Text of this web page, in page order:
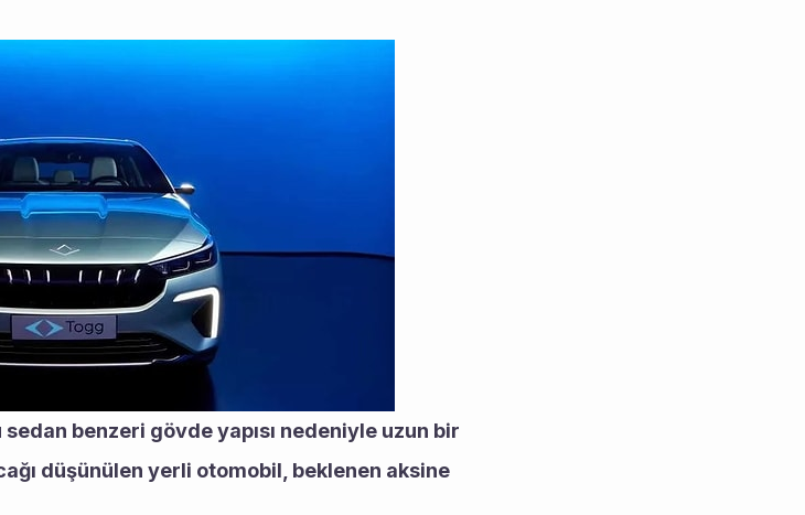
benzeri gövde yapısı nedeniyle uzun bir
düşünülen yerli otomobil, beklenen aksine